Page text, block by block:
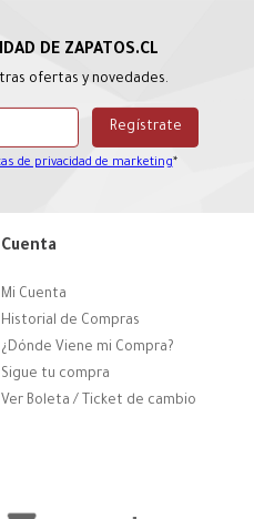
ofertas y novedades.
de privacidad de marketing*
Cuenta
Mi Cuenta
Historial de Compras
¿Dónde Viene mi Compra?
Sigue tu compra
Ver Boleta / Ticket de cambio